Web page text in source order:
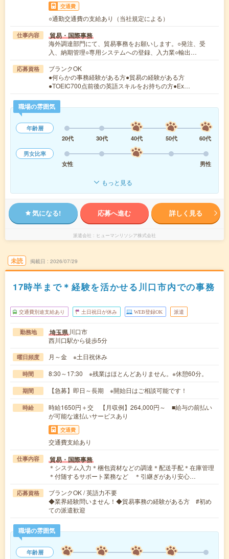
交通費
○通勤交通費の支給あり（当社規定による）
仕事内容 貿易・国際事務
海外調達部門にて、貿易事務をお願いします。○発注、受
入、納期管理○専用システムへの登録、入力業○輸出…
応募資格
ブランクOK
●何らかの事務経験がある方●貿易の経験がある方
●TOEIC700点前後の英語スキルをお持ちの方●Ex…
職場の雰囲気
年齢層
20代
30代 40代 50代
60代
男女比率
女性
男性
もっと見る
気になる! 応募へ進む 詳しく見る
派遣会社 ヒューマンリソシア株式会社
未読 掲載日 2026/07/29
17時半まで＊経験を活かせる川口市内での事務
交通費別途支給あり 土日祝日が休み WEB登録OK 派遣
勤務地 埼玉県 川口市
西川口駅から徒歩5分
曜日頻度 月～金 ※土日祝休み
時間 8:30～17:30 ※残業はほとんどありません。※休憩60分。
期間 【急募】即日～長期 ※開始日はご相談可能です！
時給
時給1650円＋交 【月収例】264,000円～ ■給与の前払い
が可能な速払いサービスあり
交通費
交通費支給あり
仕事内容 貿易・国際事務
＊システム入力＊梱包資材などの調達＊配送手配＊在庫管理
＊付随するサポート業務など ＊引継ぎがあり安心…
応募資格
ブランクOK / 英語力不要
◆業界経験問いません！◆貿易事務の経験がある方 #初め
ての派遣歓迎
職場の雰囲気
年齢層